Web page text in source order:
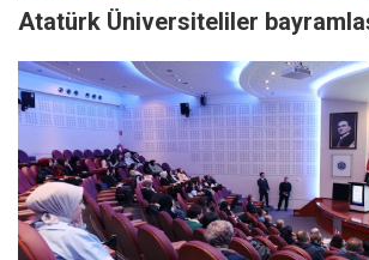
Atatürk Üniversiteliler